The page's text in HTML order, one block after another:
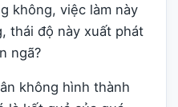
không, việc làm này
thái độ này xuất phát
ngã?
không hình thành